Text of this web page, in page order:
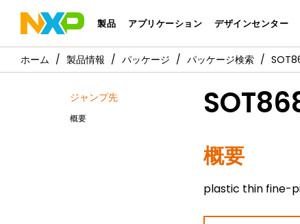
製品 アプリケーション デザインセンター
製品情報 パッケージ パッケージ検索
ジャンプ先
概要
概要
plastic thin fine-